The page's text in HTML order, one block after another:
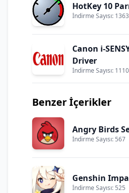
HotKey 10
İndirme Sayısı:
Canon i-
Driver
İndirme Sayısı:
Benzer İçerikler
Angry Birds
İndirme Sayısı: 567
Genshin
İndirme Sayısı: 525